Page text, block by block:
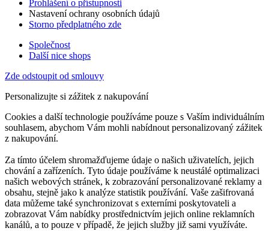
Prohlášení o přístupnosti
Nastavení ochrany osobních údajů
Storno předplatného zde
Společnost
Další nice shops
Zde odstoupit od smlouvy
Personalizujte si zážitek z nakupování
Cookies a další technologie používáme pouze s Vaším individuálním
souhlasem, abychom Vám mohli nabídnout personalizovaný zážitek
z nakupování.
Za tímto účelem shromažďujeme údaje o našich uživatelích, jejich
chování a zařízeních. Tyto údaje používáme k neustálé optimalizaci
našich webových stránek, k zobrazování personalizované reklamy a
obsahu, stejně jako k analýze statistik používání. Vaše zašifrovaná
data můžeme také synchronizovat s externími poskytovateli a
zobrazovat Vám nabídky prostřednictvím jejich online reklamních
kanálů, a to pouze v případě, že jejich služby již sami využíváte.